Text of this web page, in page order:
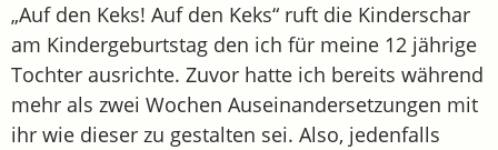
„Auf den Keks! Auf den Keks“ ruft die Kinderschar
am Kindergeburtstag den ich für meine 12 jährige
Tochter ausrichte. Zuvor hatte ich bereits während
mehr als zwei Wochen Auseinandersetzungen mit
ihr wie dieser zu gestalten sei. Also, jedenfalls